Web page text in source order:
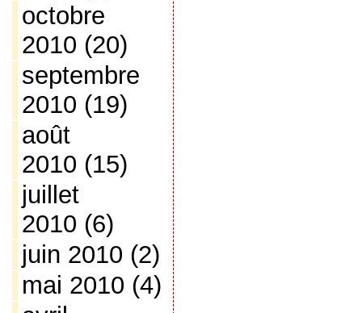
octobre
2010 (20)
septembre
2010 (19)
août
2010 (15)
juillet
2010 (6)
juin 2010 (2)
mai 2010 (4)